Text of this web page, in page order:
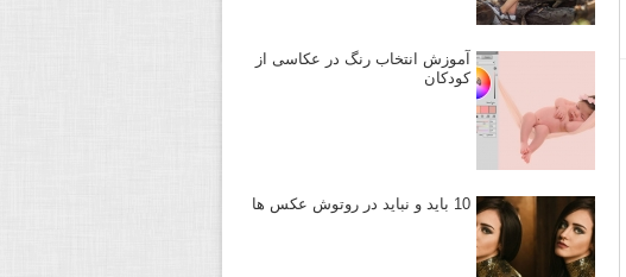
آموزش انتخاب رنگ در عکاسی از
کودکان
10 باید و نباید در روتوش عکس ها